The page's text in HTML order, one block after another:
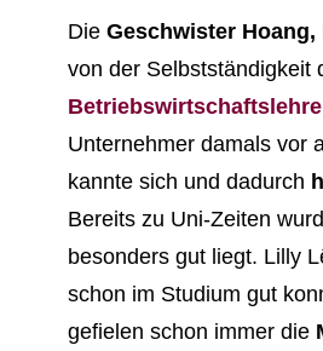
Die Geschwister
von der Selbstständigkeit
Betriebswirtschaftslehre
Unternehmer damals vor
kannte sich und dadurch
Bereits zu Uni-Zeiten
besonders gut liegt. Lilly
schon im Studium gut
gefielen schon immer die